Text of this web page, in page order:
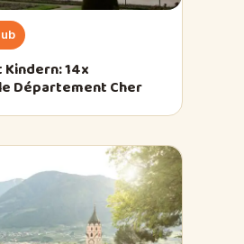
14x
Département Cher